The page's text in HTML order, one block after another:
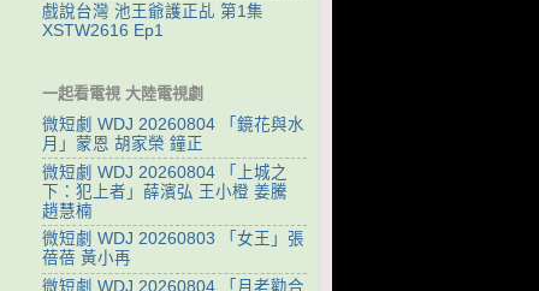
戲說台灣 池王爺護正乩 第1集
XSTW2616 Ep1
一起看電視 大陸電視劇
微短劇 WDJ 20260804 「鏡花與水
月」蒙恩 胡家榮 鐘正
微短劇 WDJ 20260804 「上城之
下：犯上者」薛濱弘 王小橙 姜騰
趙慧楠
微短劇 WDJ 20260803 「女王」張
蓓蓓 黃小再
微短劇 WDJ 20260804 「月老勸合